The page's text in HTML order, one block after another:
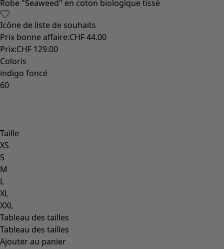
Collections
Dans l'univers du kimono
Monsoon
Étendues champêtres
Coimbatore